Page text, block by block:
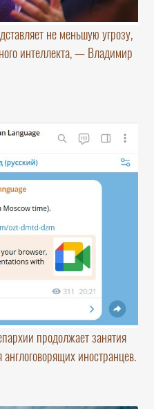
не меньшую угрозу,
интеллекта, — Владимир
продолжает занятия
иностранцев.